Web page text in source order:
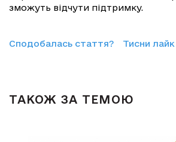
зможуть відчути підтримку.
Сподобалась стаття? Тисни лайк
ТАКОЖ ЗА ТЕМОЮ